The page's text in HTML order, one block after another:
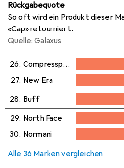
Rückgabequote
So oft wird ein Produkt dieser
«Cap» retourniert.
Quelle: Galaxus
26. Compressport
9,5%
27. New Era
9,9%
28. Buff
10,7%
29. North Face
10,8%
30. Normani
Alle 36 Marken vergleichen